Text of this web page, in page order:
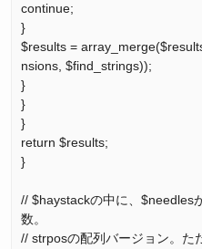
continue;
}
$results =
nsions, $find_strings));
}
}
}
return $results;
}
// $haystackの中に、$needles
数。
// strposの配列バージョン。た